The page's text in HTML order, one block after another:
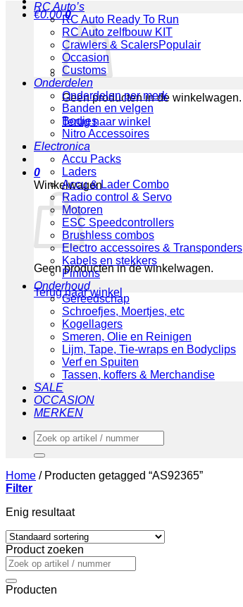
€0.00 0
Geen producten in de winkelwagen.
Terug naar winkel
0
Winkelwagen
Geen producten in de winkelwagen.
Terug naar winkel
RC Auto’s
RC Auto Ready To Run
RC Auto zelfbouw KIT
Crawlers & Scalers
Occasion
Customs
Onderdelen
Onderdelen per merk
Banden en velgen
Bodies
Nitro Accessoires
Electronica
Accu Packs
Laders
Accu & Lader Combo
Radio control & Servo
Motoren
ESC Speedcontrollers
Brushless combos
Electro accessoires & Transponders
Kabels en stekkers
Pinions
Onderhoud
Gereedschap
Schroefjes, Moertjes, etc
Kogellagers
Smeren, Olie en Reinigen
Lijm, Tape, Tie-wraps en Bodyclips
Verf en Spuiten
Tassen, koffers & Merchandise
SALE
OCCASION
MERKEN
Zoeken
naar:
Home /Producten getagged “AS92365”
Filter
Enig resultaat
Product zoeken
Zoeken
naar:
Producten